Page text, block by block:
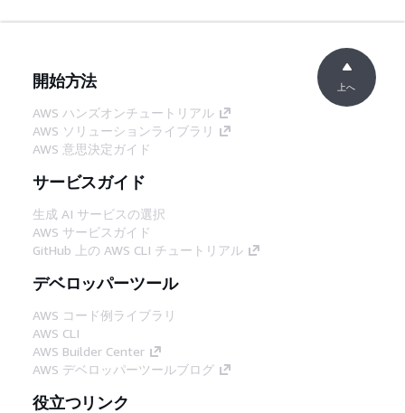
開始方法
AWS ハンズオンチュートリアル
AWS ソリューションライブラリ
AWS 意思決定ガイド
サービスガイド
生成 AI サービスの選択
AWS サービスガイド
GitHub 上の AWS CLI チュートリアル
デベロッパーツール
AWS コード例ライブラリ
AWS CLI
AWS Builder Center
AWS デベロッパーツールブログ
役立つリンク
上へ